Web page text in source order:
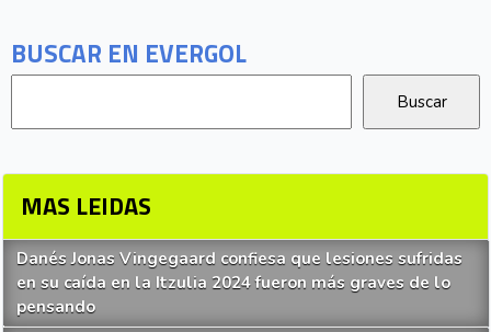
BUSCAR EN EVERGOL
MAS LEIDAS
Danés Jonas Vingegaard confiesa que lesiones sufridas
en su caída en la Itzulia 2024 fueron más graves de lo
pensando